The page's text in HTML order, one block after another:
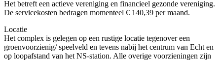
Het betreft een actieve vereniging en financieel gezonde vereniging.
De servicekosten bedragen momenteel € 140,39 per maand.
Locatie
Het complex is gelegen op een rustige locatie tegenover een
groenvoorzienig/ speelveld en tevens nabij het centrum van Echt en
op loopafstand van het NS-station. Alle overige voorzieningen zijn